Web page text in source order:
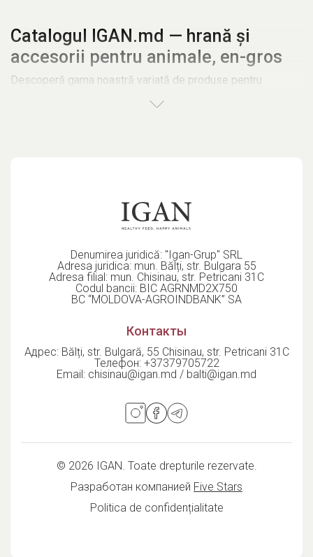
Catalogul IGAN.md — hrană și
accesorii pentru animale, en-gros
Descoperă gama noastră variată de produse pentru
Republică Moldova. În catalogul IGAN.md găsești:
Accesorii, vitamine și produse de îngrijire
Oferim doar produse de calitate superioară de la branduri
Oasy, Vitakraft, AnimAllși altele. Catalogul este actualizat
în mod constant, iar informațiile despre prețuri și
disponibilitate pot fi solicitate de la echipa noastră.
IGAN.md — partenerul tău de încredere în distribuția
Denumirea juridică: "Igan-Grup" SRL
Adresa juridica: mun. Bălți, str. Bulgara 55
Adresa filial: mun. Chisinau, str. Petricani 31C
Codul bancii: BIC AGRNMD2X750
BC “MOLDOVA-AGROINDBANK” SA
Контакты
Адрес: Bălți, str. Bulgară, 55 Chisinau, str. Petricani 31C
Телефон: +37379705722
Email: chisinau@igan.md / balti@igan.md
© 2026 IGAN. Toate drepturile rezervate.
Разработан компанией Five Stars
Politica de confidențialitate